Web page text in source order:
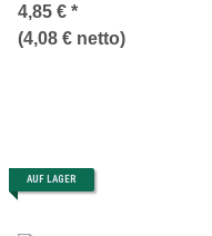
Stück
4,85 € *
(4,08 € netto)
AUF LAGER